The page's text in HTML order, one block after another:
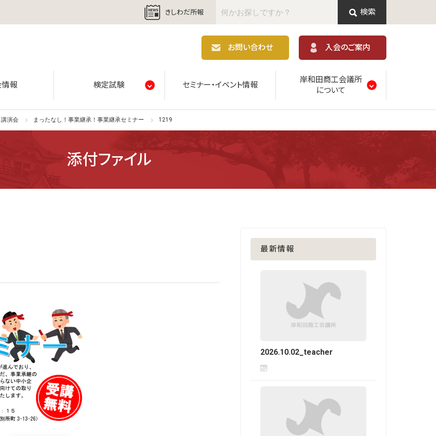
きしわだ所報 検索
お問い合わせ
入会のご案内
報 検定試験 セミナー・イベント情報
岸和田商工会議所
について
演会 まったなし！事業継承！事業継承セミナー 1219
添付ファイル
最新情報
2026.10.02_teacher